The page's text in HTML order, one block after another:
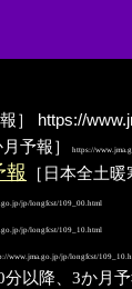
］ https://
予報］ https://
報 ［日本全土暖
jp/longfcst/109_00.html
jp/longfcst/109_10.html
www.jma.go.jp/jp/longfcst/
以降、3か月